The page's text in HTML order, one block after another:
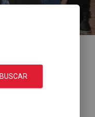
BUSCAR